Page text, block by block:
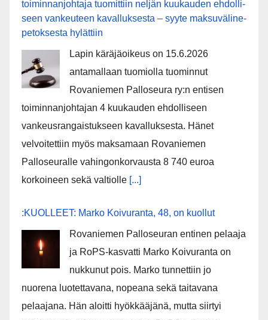
toiminnanjohtaja tuo­mit­tiin neljän kuu­kau­den eh­dol­li­
seen van­keu­teen ka­val­luk­ses­ta – syyte mak­su­vä­li­ne­
pe­tok­ses­ta hy­lät­tiin
Lapin käräjäoikeus on 15.6.2026
antamallaan tuomiolla tuominnut
Rovaniemen Palloseura ry:n entisen
toiminnanjohtajan 4 kuukauden ehdolliseen
vankeusrangaistukseen kavalluksesta. Hänet
velvoitettiin myös maksamaan Rovaniemen
Palloseuralle vahingonkorvausta 8 740 euroa
korkoineen sekä valtiolle [...]
:KUOLLEET: Marko Koivuranta, 48, on kuollut
Rovaniemen Palloseuran entinen pelaaja
ja RoPS-kasvatti Marko Koivuranta on
nukkunut pois. Marko tunnettiin jo
nuorena luotettavana, nopeana sekä taitavana
pelaajana. Hän aloitti hyökkääjänä, mutta siirtyi